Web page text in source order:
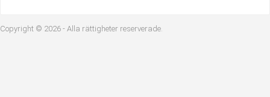
Copyright © 2026 - Alla rättigheter reserverade.